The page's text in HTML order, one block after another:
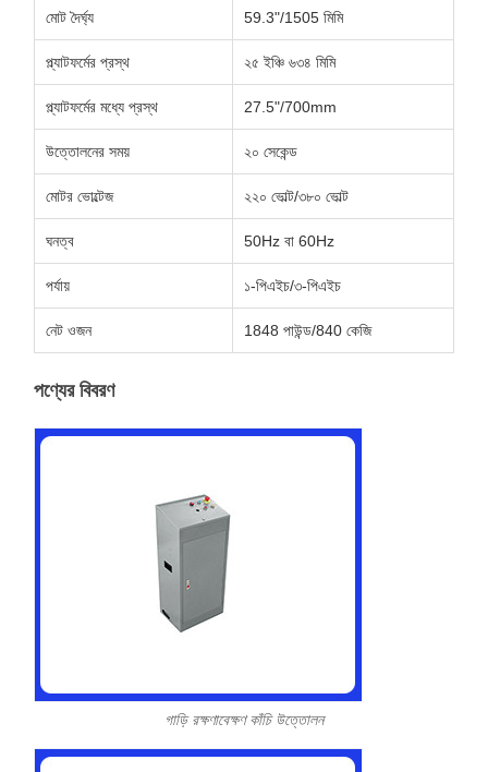
মোট দৈর্ঘ্য 59.3"/1505 মিমি
প্ল্যাটফর্মের প্রস্থ ২৫ ইঞ্চি ৬৩৪ মিমি
প্ল্যাটফর্মের মধ্যে প্রস্থ 27.5"/700mm
উত্তোলনের সময় ২০ সেকেন্ড
মোটর ভোল্টেজ ২২০ ভোল্ট/৩৮০ ভোল্ট
ঘনত্ব 50Hz বা 60Hz
পর্যায় ১-পিএইচ/৩-পিএইচ
নেট ওজন 1848 পাউন্ড/840 কেজি
পণ্যের বিবরণ
গাড়ি রক্ষণাবেক্ষণ কাঁচি উত্তোলন